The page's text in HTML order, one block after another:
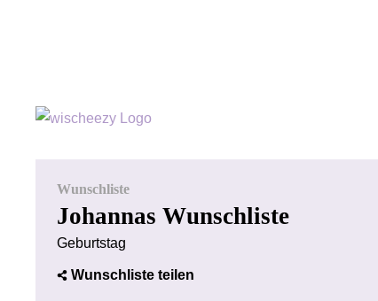
Wunschliste
Johannas Wunschliste
Geburtstag
Wunschliste teilen